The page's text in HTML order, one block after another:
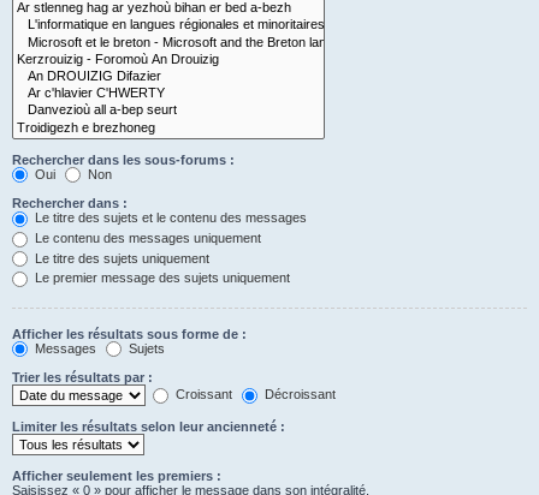
Rechercher dans les sous-forums :
Oui
Non
Rechercher dans :
Le titre des sujets et le contenu des messages
Le contenu des messages uniquement
Le titre des sujets uniquement
Le premier message des sujets uniquement
Afficher les résultats sous forme de :
Messages
Sujets
Trier les résultats par :
Croissant
Décroissant
Limiter les résultats selon leur ancienneté :
Afficher seulement les premiers :
Saisissez « 0 » pour afficher le message dans son intégralité.